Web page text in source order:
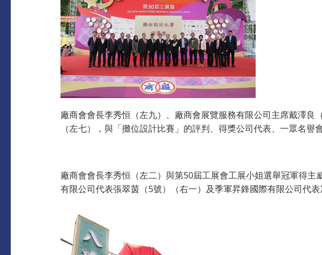
廠商會會長李秀恒（左九）、廠商會展覽服務有限公司主席戴澤
（左七），與「攤位設計比賽」的評判、得獎公司代表、一眾名譽
廠商會會長李秀恒（左二）與第50屆工展會工展小姐選舉冠軍得
有限公司代表張翠茵（5號）（右一）及季軍昇鋒國際有限公司代表